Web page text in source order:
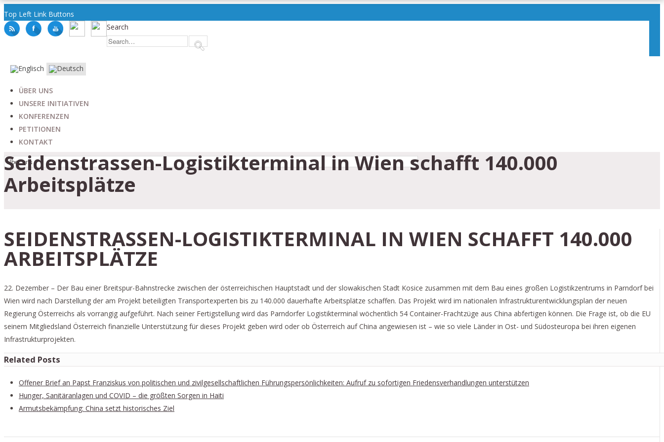
Top Left Link Buttons
Search
ÜBER UNS
UNSERE INITIATIVEN
KONFERENZEN
PETITIONEN
KONTAKT
Seidenstrassen-Logistikterminal in Wien schafft 140.000
Arbeitsplätze
SEIDENSTRASSEN-LOGISTIKTERMINAL IN WIEN SCHAFFT 140.000
ARBEITSPLÄTZE
22. Dezember – Der Bau einer Breitspur-Bahnstrecke zwischen der österreichischen Hauptstadt und der slowakischen Stadt Kosice zusammen mit dem Bau eines großen Logistikzentrums in Parndorf bei
Wien wird nach Darstellung der am Projekt beteiligten Transportexperten bis zu 140.000 dauerhafte Arbeitsplätze schaffen. Das Projekt wird im nationalen Infrastrukturentwicklungsplan der neuen
Regierung Österreichs als vorrangig aufgeführt. Nach seiner Fertigstellung wird das Parndorfer Logistikterminal wöchentlich 54 Container-Frachtzüge aus China abfertigen können. Die Frage ist, ob die EU
seinem Mitgliedsland Österreich finanzielle Unterstützung für dieses Projekt geben wird oder ob Österreich auf China angewiesen ist – wie so viele Länder in Ost- und Südosteuropa bei ihren eigenen
Infrastrukturprojekten.
Related Posts
Offener Brief an Papst Franziskus von politischen und zivilgesellschaftlichen Führungspersönlichkeiten: Aufruf zu sofortigen Friedensverhandlungen unterstützen
Hunger, Sanitäranlagen und COVID – die größten Sorgen in Haiti
Armutsbekämpfung: China setzt historisches Ziel